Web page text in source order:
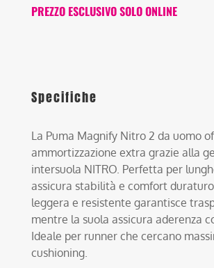
PREZZO ESCLUSIVO SOLO ONLINE
Specifiche
La Puma Magnify Nitro 2 da uomo
ammortizzazione extra grazie alla
intersuola NITRO. Perfetta per
assicura stabilità e comfort
leggera e resistente garantisce
mentre la suola assicura aderenza
Ideale per runner che cercano
cushioning.